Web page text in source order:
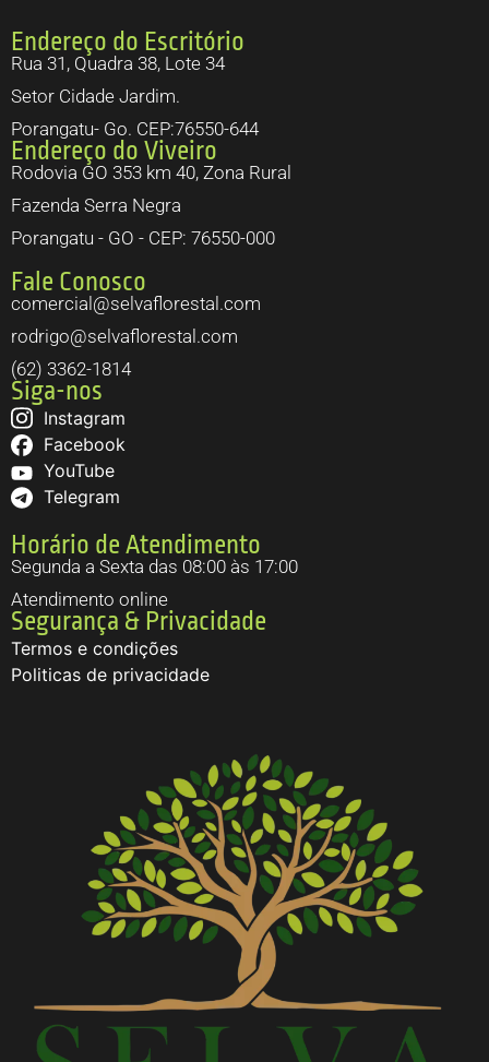
Endereço do Escritório
Rua 31, Quadra 38, Lote 34
Setor Cidade Jardim.
Porangatu- Go. CEP:76550-644
Endereço do Viveiro
Rodovia GO 353 km 40, Zona Rural
Fazenda Serra Negra
Porangatu - GO - CEP: 76550-000
Fale Conosco
comercial@selvaflorestal.com
rodrigo@selvaflorestal.com
(62) 3362-1814
Siga-nos
Instagram
Facebook
YouTube
Telegram
Horário de Atendimento
Segunda a Sexta das 08:00 às 17:00
Atendimento online
Segurança & Privacidade
Termos e condições
Politicas de privacidade